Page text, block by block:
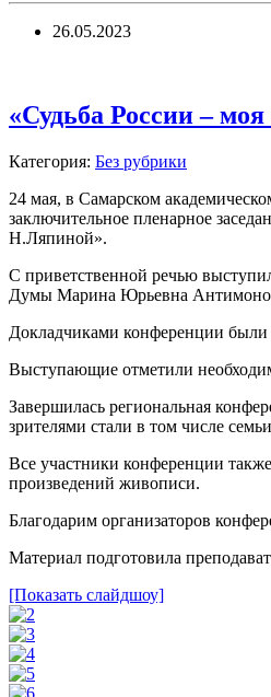
26.05.2023
«Судьба России – моя
Категория: Без рубрики
24 мая, в Самарском
заключительное пленарное
Н.Ляпиной».
С приветственной речью
Думы Марина Юрьевна
Докладчиками конференции
Выступающие отметили
Завершилась региональная
зрителями стали в том числе
Все участники конференции
произведений живописи.
Благодарим организаторов
Материал подготовила
[Показать слайдшоу]